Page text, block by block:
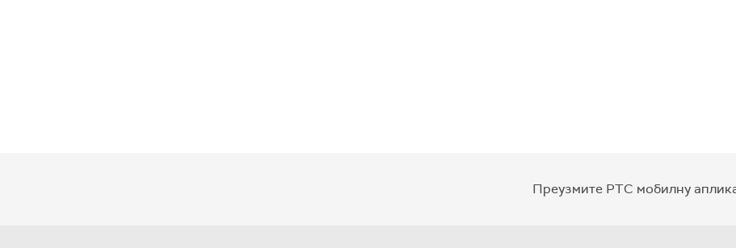
Преузмите РТС мобилну